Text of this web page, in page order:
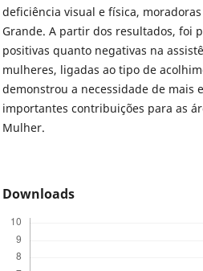
deficiência visual e física, moradoras
Grande. A partir dos resultados, foi
positivas quanto negativas na
mulheres, ligadas ao tipo de
demonstrou a necessidade de mais
importantes contribuições para as
Mulher.
Downloads